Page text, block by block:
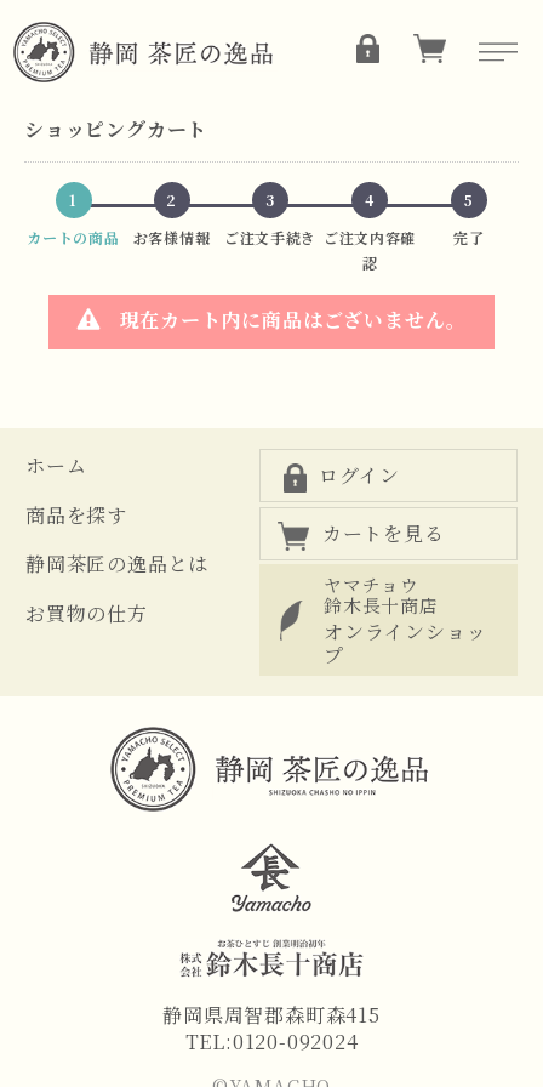
ショッピングカート
1
カートの商品
2
お客様情報
3
ご注文手続き
4
ご注文内容確
認
5
完了
現在カート内に商品はございません。
ホーム
商品を探す
静岡茶匠の逸品とは
お買物の仕方
ログイン
カートを見る
ヤマチョウ
鈴木長十商店
オンラインショッ
プ
静岡県周智郡森町森415
TEL:0120-092024